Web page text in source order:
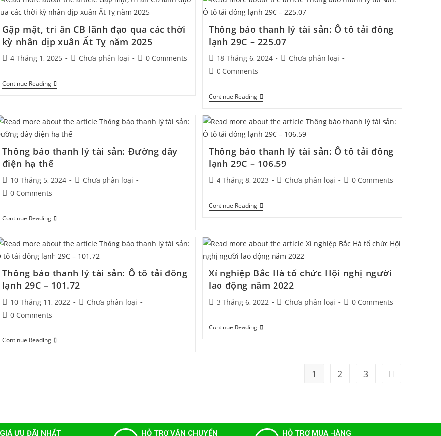
Gặp mặt, tri ân CB lãnh đạo qua các thời
kỳ nhân dịp xuân Ất Tỵ năm 2025
4 Tháng 1, 2025 Chưa phân loại 0 Comments
Continue Reading
Thông báo thanh lý tài sản: Ô tô tải đông
lạnh 29C – 225.07
18 Tháng 6, 2024
Chưa phân loại
0 Comments
Continue Reading
Thông báo thanh lý tài sản: Đường dây
điện hạ thế
10 Tháng 5, 2024
Chưa phân loại
0 Comments
Continue Reading
Thông báo thanh lý tài sản: Ô tô tải đông
lạnh 29C – 106.59
4 Tháng 8, 2023 Chưa phân loại 0 Comments
Continue Reading
Thông báo thanh lý tài sản: Ô tô tải đông
lạnh 29C – 101.72
10 Tháng 11, 2022
Chưa phân loại
0 Comments
Continue Reading
Xí nghiệp Bắc Hà tổ chức Hội nghị người
lao động năm 2022
3 Tháng 6, 2022 Chưa phân loại 0 Comments
Continue Reading
1 2 3
GIÁ ƯU ĐÃI NHẤT HỖ TRỢ VẬN CHUYỂN HỖ TRỢ MUA HÀNG